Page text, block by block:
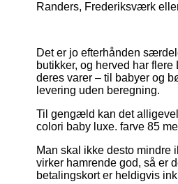
Randers, Frederiksværk
Det er jo efterhånden
butikker, og herved har
deres varer – til babyer og
levering uden beregning.
Til gengæld kan det
colori baby luxe. farve 85
Man skal ikke desto mindre
virker hamrende god, så er
betalingskort er heldigvis